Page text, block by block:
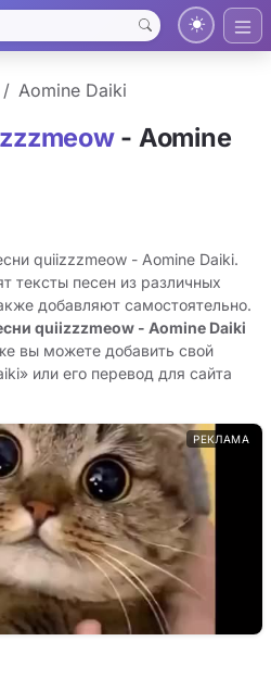
Aomine Daiki
- Aomine
​quiizzzmeow - Aomine Daiki.
тексты песен из различных
добавляют самостоятельно.
​quiizzzmeow - Aomine Daiki
вы можете добавить свой
или его перевод для сайта
РЕКЛАМА